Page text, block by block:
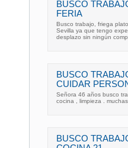
BUSCO
FERIA
Busco trabajo, friega
Sevilla ya que tengo
desplazo sin ningún
BUSCO
CUIDAR
Señora 46 años busco
cocina , limpieza .
BUSCO